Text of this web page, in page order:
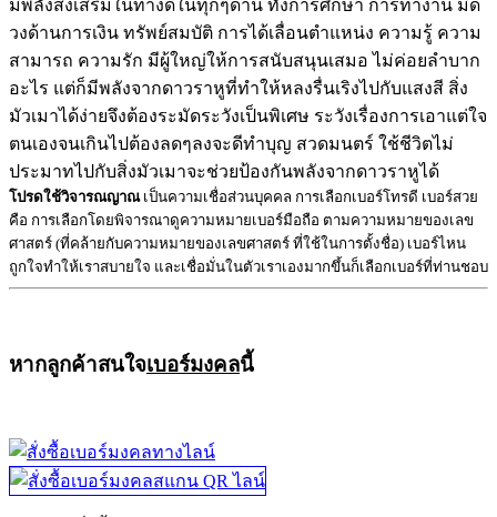
มีพลังส่งเสริมในทางดีในทุกๆด้าน ทั้งการศึกษา การทำงาน มีด
วงด้านการเงิน ทรัพย์สมบัติ การได้เลื่อนตำแหน่ง ความรู้ ความ
สามารถ ความรัก มีผู้ใหญ่ให้การสนับสนุนเสมอ ไม่ค่อยลำบาก
อะไร แต่ก็มีพลังจากดาวราหูที่ทำให้หลงรื่นเริงไปกับแสงสี สิ่ง
มัวเมาได้ง่ายจึงต้องระมัดระวังเป็นพิเศษ ระวังเรื่องการเอาแต่ใจ
ตนเองจนเกินไปต้องลดๆลงจะดีทำบุญ สวดมนตร์ ใช้ชีวิตไม่
ประมาทไปกับสิ่งมัวเมาจะช่วยป้องกันพลังจากดาวราหูได้
โปรดใช้วิจารณญาณเป็นความเชื่อส่วนบุคคล การเลือกเบอร์โทรดี เบอร์สวย
คือ การเลือกโดยพิจารณาดูความหมายเบอร์มือถือ ตามความหมายของเลข
ศาสตร์ (ที่คล้ายกับความหมายของเลขศาสตร์ ที่ใช้ในการตั้งชื่อ) เบอร์ไหน
ถูกใจทำให้เราสบายใจ และเชื่อมั่นในตัวเราเองมากขึ้นก็เลือกเบอร์ที่ท่านชอบ
หากลูกค้าสนใจเบอร์มงคลนี้